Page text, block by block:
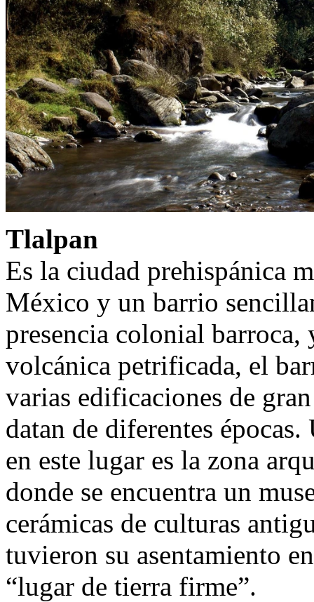
Tlalpan
Es la ciudad prehispánica
México y un barrio
presencia colonial
volcánica petrificada, el
varias edificaciones de
datan de diferentes
en este lugar es la zona
donde se encuentra un
cerámicas de culturas
tuvieron su asentamiento
“lugar de tierra firme”.